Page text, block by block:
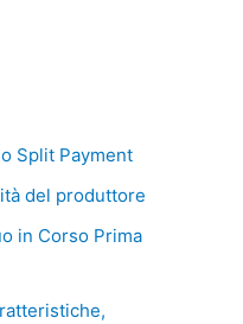
Split Payment
del produttore
in Corso Prima